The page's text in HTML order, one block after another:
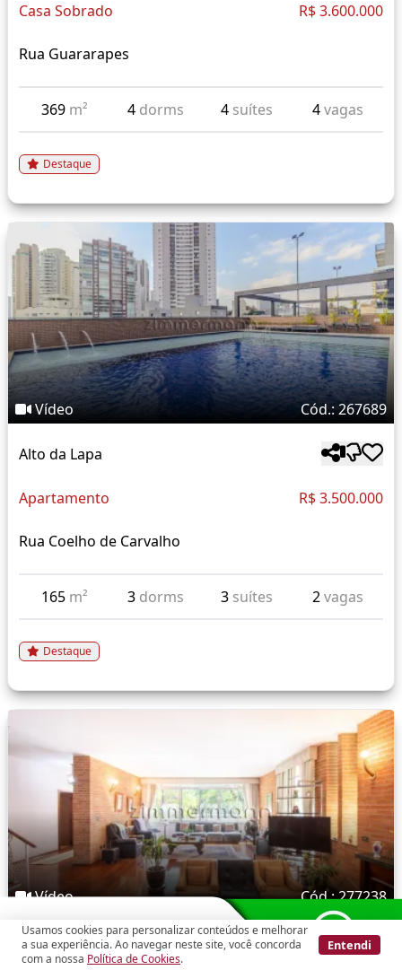
Usamos cookies para personalizar conteúdos e melhorar
a sua experiência. Ao navegar neste site, você concorda
com a nossa Política de Cookies.
Entendi
Casa Sobrado R$ 3.600.000
Rua Guararapes
369 m² 4 dorms 4 suítes 4vagas
Destaque
Vídeo Cód.: 267689
Alto da Lapa
Apartamento R$ 3.500.000
Rua Coelho de Carvalho
165 m² 3 dorms 3 suítes 2vagas
Destaque
Vídeo Cód.: 277238
Alto da Lapa